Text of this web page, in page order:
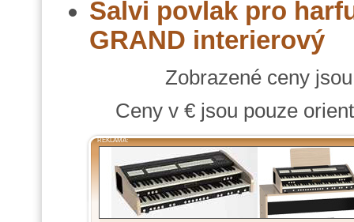
Salvi povlak pro
GRAND interierový
Zobrazené ceny
Ceny v € jsou pouze
REKLAMA: